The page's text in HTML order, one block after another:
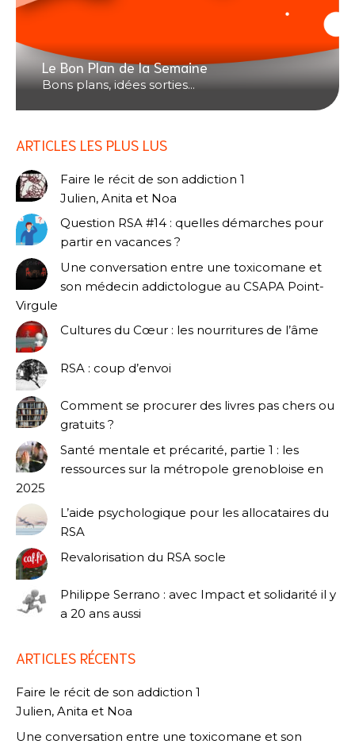
Le Bon Plan de la Semaine
Bons plans, idées sorties...
ARTICLES LES PLUS LUS
Faire le récit de son addiction 1
Julien, Anita et Noa
Question RSA #14 : quelles démarches pour
partir en vacances ?
Une conversation entre une toxicomane et
son médecin addictologue au CSAPA Point-
Virgule
Cultures du Cœur : les nourritures de l’âme
RSA : coup d’envoi
Comment se procurer des livres pas chers ou
gratuits ?
Santé mentale et précarité, partie 1 : les
ressources sur la métropole grenobloise en
2025
L’aide psychologique pour les allocataires du
RSA
Revalorisation du RSA socle
Philippe Serrano : avec Impact et solidarité il y
a 20 ans aussi
ARTICLES RÉCENTS
Faire le récit de son addiction 1
Julien, Anita et Noa
Une conversation entre une toxicomane et son